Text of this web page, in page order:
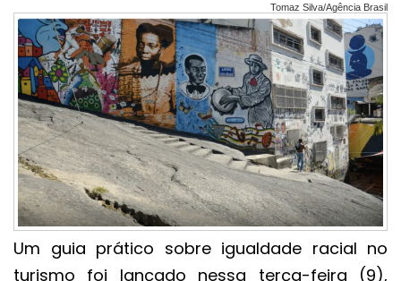
Tomaz Silva/Agência Brasil
Um guia prático sobre igualdade racial no
turismo foi lançado nessa terça-feira (9),